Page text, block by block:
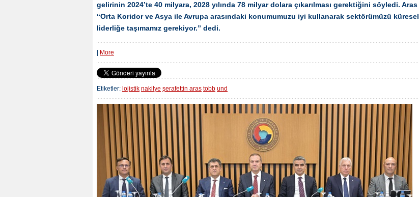
gelirinin 2024’te 40 milyara, 2028 yılında 78 milyar dolara çıkarılması gerektiğini söyledi. Aras
“Orta Koridor ve Asya ile Avrupa arasındaki konumumuzu iyi kullanarak sektörümüzü küresel
liderliğe taşımamız gerekiyor.” dedi.
More
Etiketler: lojistik nakilye şerafettin aras tobb und